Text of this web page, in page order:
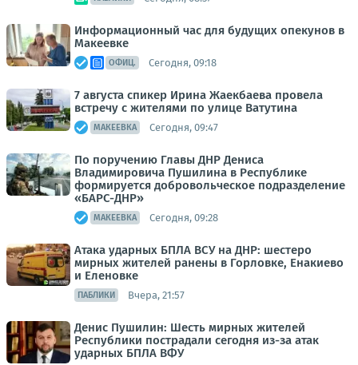
Информационный час для будущих опекунов в
Макеевке
ОФИЦ. Сегодня, 09:18
7 августа спикер Ирина Жаекбаева провела
встречу с жителями по улице Ватутина
МАКЕЕВКА Сегодня, 09:47
По поручению Главы ДНР Дениса
Владимировича Пушилина в Республике
формируется добровольческое подразделение
«БАРС-ДНР»
МАКЕЕВКА Сегодня, 09:28
Атака ударных БПЛА ВСУ на ДНР: шестеро
мирных жителей ранены в Горловке, Енакиево
и Еленовке
ПАБЛИКИ Вчера, 21:57
Денис Пушилин: Шесть мирных жителей
Республики пострадали сегодня из-за атак
ударных БПЛА ВФУ